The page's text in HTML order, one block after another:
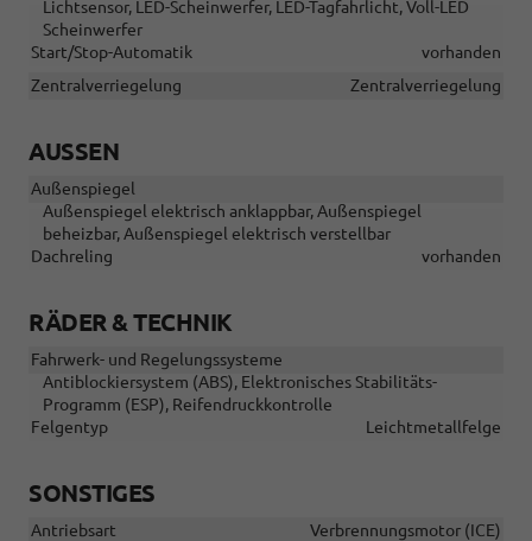
Lichtsensor, LED-Scheinwerfer, LED-Tagfahrlicht, Voll-LED
Scheinwerfer
Start/Stop-Automatik
vorhanden
Zentralverriegelung
Zentralverriegelung
AUSSEN
Außenspiegel
Außenspiegel elektrisch anklappbar, Außenspiegel
beheizbar, Außenspiegel elektrisch verstellbar
Dachreling
vorhanden
RÄDER & TECHNIK
Fahrwerk- und Regelungssysteme
Antiblockiersystem (ABS), Elektronisches Stabilitäts-
Programm (ESP), Reifendruckkontrolle
Felgentyp
Leichtmetallfelge
SONSTIGES
Antriebsart
Verbrennungsmotor (ICE)